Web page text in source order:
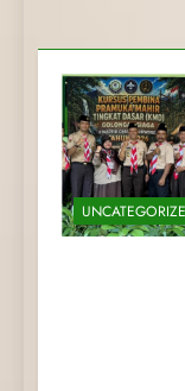
dan
Pramuka
Pramuka
Kepedulian